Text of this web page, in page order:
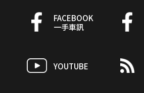
FACEBOOK
一手車訊
YOUTUBE